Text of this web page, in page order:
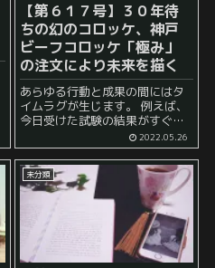
【第６１７号】３０年待
ちの幻のコロッケ、神戸
ビーフコロッケ「極み」
の注文により未来を描く
あらゆる行動と成果の間にはタ
イムラグが生じます。 例えば、
今日受けた試験の結果がすぐに
出てくることはなく何か月も待
たされることがあったり、 告白
したかと思ったが一か月待って
欲しいと言われたり、 勤め先で
新人の頃に一生懸命...
2022.05.26
未分類